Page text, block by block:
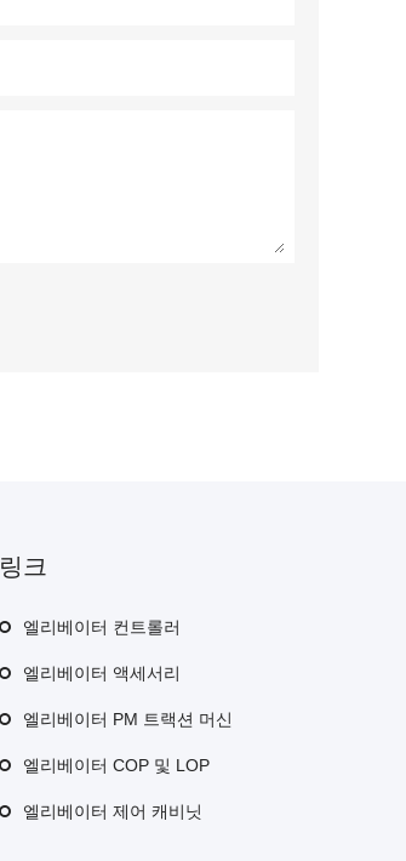
링크
엘리베이터 컨트롤러
엘리베이터 액세서리
엘리베이터 PM 트랙션 머신
엘리베이터 COP 및 LOP
엘리베이터 제어 캐비닛